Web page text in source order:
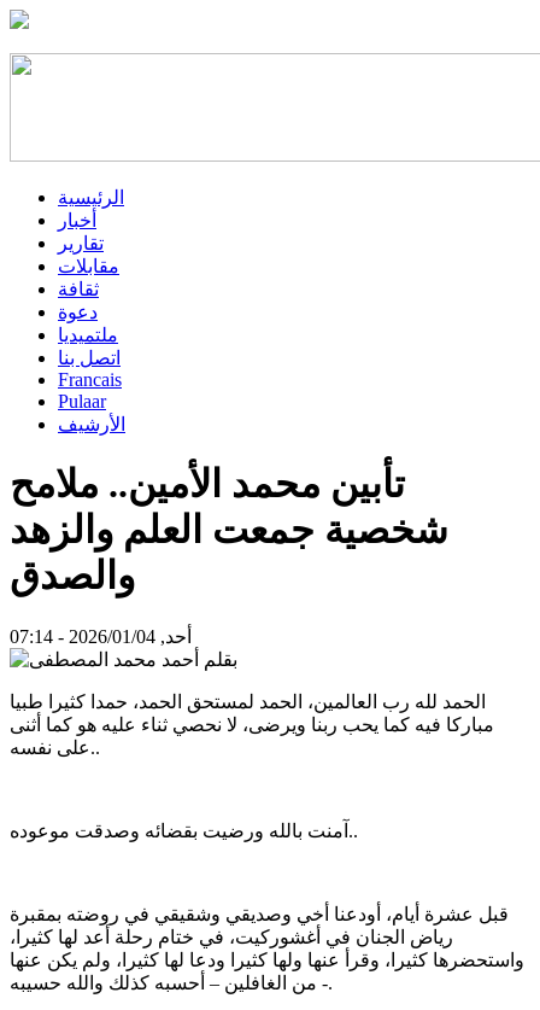
الرئيسية
أخبار
تقارير
مقابلات
ثقافة
دعوة
ملتميديا
اتصل بنا
Francais
Pulaar
الأرشيف
تأبين محمد الأمين.. ملامح
شخصية جمعت العلم والزهد
والصدق
أحد, 2026/01/04 - 07:14
الحمد لله رب العالمين، الحمد لمستحق الحمد، حمدا كثيرا طبيا
مباركا فيه كما يحب ربنا ويرضى، لا نحصي ثناء عليه هو كما أثنى
على نفسه..
آمنت بالله ورضيت بقضائه وصدقت موعوده..
قبل عشرة أيام، أودعنا أخي وصديقي وشقيقي في روضته بمقبرة
رياض الجنان في أغشوركيت، في ختام رحلة أعد لها كثيرا،
واستحضرها كثيرا، وقرأ عنها ولها كثيرا ودعا لها كثيرا، ولم يكن عنها
من الغافلين – أحسبه كذلك والله حسيبه -.